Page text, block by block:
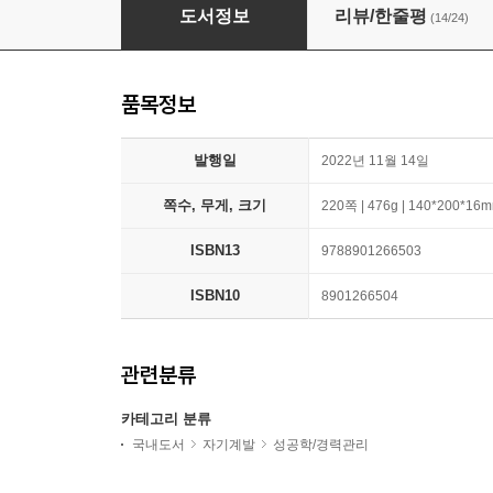
일놀놀일
도서정보 리뷰/한줄평 (14/24)
품목정보
발행일 2022년 11월 14일
쪽수, 무게, 크기 220쪽 | 476g |
ISBN13 9788901266503
ISBN10 8901266504
관련분류
카테고리 분류
국내도서 자기계발 성공학/경력관리